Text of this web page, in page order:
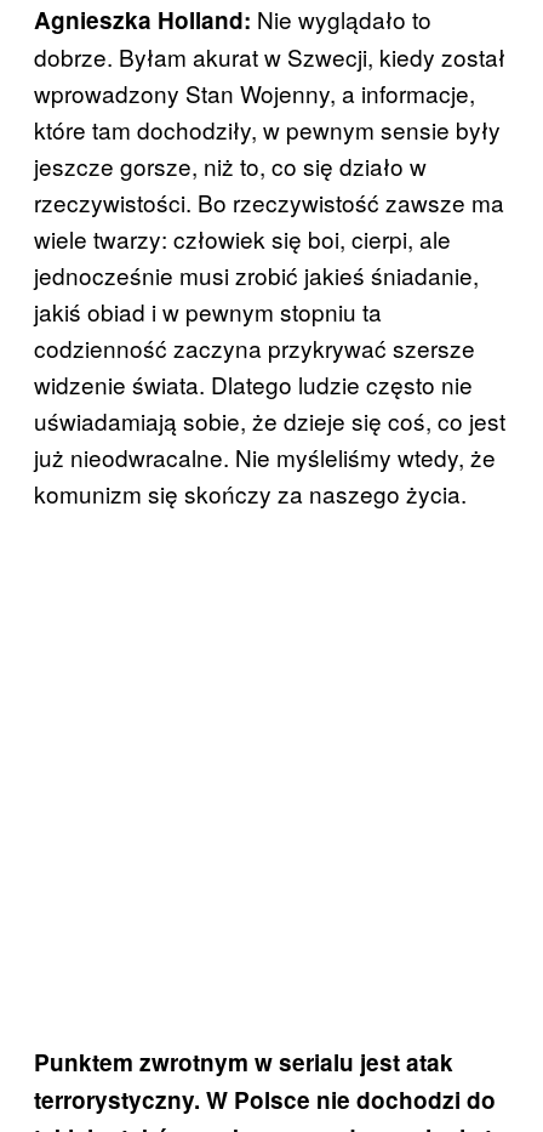
Agnieszka Holland: Nie wyglądało to
dobrze. Byłam akurat w Szwecji, kiedy został
wprowadzony Stan Wojenny, a informacje,
które tam dochodziły, w pewnym sensie były
jeszcze gorsze, niż to, co się działo w
rzeczywistości. Bo rzeczywistość zawsze ma
wiele twarzy: człowiek się boi, cierpi, ale
jednocześnie musi zrobić jakieś śniadanie,
jakiś obiad i w pewnym stopniu ta
codzienność zaczyna przykrywać szersze
widzenie świata. Dlatego ludzie często nie
uświadamiają sobie, że dzieje się coś, co jest
już nieodwracalne. Nie myśleliśmy wtedy, że
komunizm się skończy za naszego życia.
Punktem zwrotnym w serialu jest atak
terrorystyczny. W Polsce nie dochodzi do